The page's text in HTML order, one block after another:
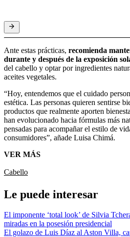
Ante estas prácticas, recomienda
durante y después de la exposición
del cabello y optar por ingredientes
aceites vegetales.
“Hoy, entendemos que el cuidado
estética. Las personas quieren sentirse
productos que realmente aporten
han evolucionado hacia fórmulas más
pensadas para acompañar el estilo de
consumidores”, añade Luisa Chimá.
VER MÁS
Cabello
Le puede interesar
El imponente ‘total look’ de Silvia
miradas en la posesión presidencial
El golazo de Luis Díaz al Aston Villa,